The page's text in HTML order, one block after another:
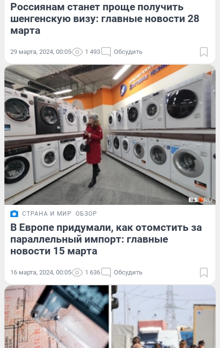
Россиянам станет проще получить
шенгенскую визу: главные новости 28
марта
29 марта, 2024, 00:05 1 493 Обсудить
СТРАНА И МИР ОБЗОР
В Европе придумали, как отомстить за
параллельный импорт: главные
новости 15 марта
16 марта, 2024, 00:05 1 636 Обсудить